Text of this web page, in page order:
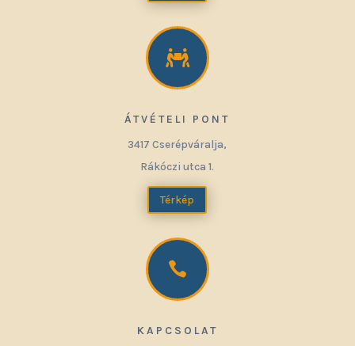

ÁTVÉTELI PONT
3417 Cserépváralja,
Rákóczi utca 1.
Térkép

KAPCSOLAT